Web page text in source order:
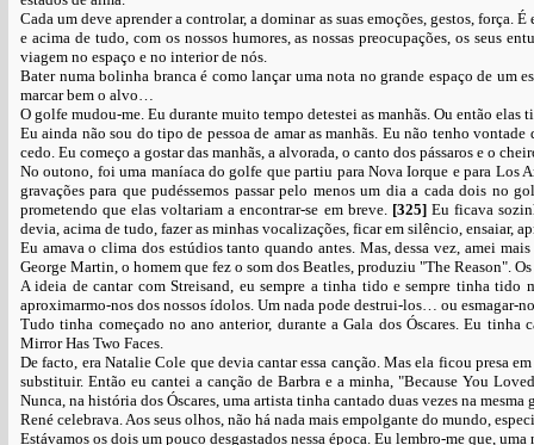
Cada um deve aprender a controlar, a dominar as suas emoções, gestos,
e acima de tudo, com os nossos humores, as nossas preocupações, os seus
viagem no espaço e no interior de nós.
Bater numa bolinha branca é como lançar uma nota no grande espaço de um
marcar bem o alvo…
O golfe mudou-me. Eu durante muito tempo detestei as manhãs. Ou então elas
Eu ainda não sou do tipo de pessoa de amar as manhãs. Eu não tenho
cedo. Eu começo a gostar das manhãs, a alvorada, o canto dos pássaros e o
No outono, foi uma maníaca do golfe que partiu para Nova Iorque e para Los
gravações para que pudéssemos passar pelo menos um dia a cada dois no
prometendo que elas voltariam a encontrar-se em breve. [325] Eu ficava
devia, acima de tudo, fazer as minhas vocalizações, ficar em silêncio, ensaiar,
Eu amava o clima dos estúdios tanto quando antes. Mas, dessa vez, amei
George Martin, o homem que fez o som dos Beatles, produziu "The Reason".
A ideia de cantar com Streisand, eu sempre a tinha tido e sempre tinha
aproximarmo-nos dos nossos ídolos. Um nada pode destrui-los… ou esmagar-
Tudo tinha começado no ano anterior, durante a Gala dos Óscares. Eu
Mirror Has Two Faces.
De facto, era Natalie Cole que devia cantar essa canção. Mas ela ficou presa
substituir. Então eu cantei a canção de Barbra e a minha, "Because You
Nunca, na história dos Óscares, uma artista tinha cantado duas vezes na mesma
René celebrava. Aos seus olhos, não há nada mais empolgante do mundo,
Estávamos os dois um pouco desgastados nessa época. Eu lembro-me que,